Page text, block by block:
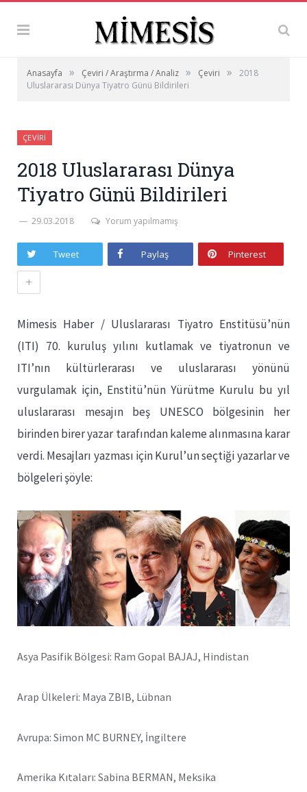
Anasayfa » Çeviri / Araştırma / Analiz » Çeviri »
2018
Uluslararası Dünya Tiyatro Günü Bildirileri
ÇEVIRI
2018 Uluslararası Dünya
Tiyatro Günü Bildirileri
29.03.2018 Yorum yapılmamış
Tweet Paylaş Pinterest
+
Mimesis Haber / Uluslararası Tiyatro Enstitüsü’nün
(ITI) 70. kuruluş yılını kutlamak ve tiyatronun ve
ITI’nın kültürlerarası ve uluslararası yönünü
vurgulamak için, Enstitü’nün Yürütme Kurulu bu yıl
uluslararası mesajın beş UNESCO bölgesinin her
birinden birer yazar tarafından kaleme alınmasına karar
verdi. Mesajları yazması için Kurul’un seçtiği yazarlar ve
bölgeleri şöyle:
Asya Pasifik Bölgesi: Ram Gopal BAJAJ, Hindistan
Arap Ülkeleri: Maya ZBIB, Lübnan
Avrupa: Simon MC BURNEY, İngiltere
Amerika Kıtaları: Sabina BERMAN, Meksika